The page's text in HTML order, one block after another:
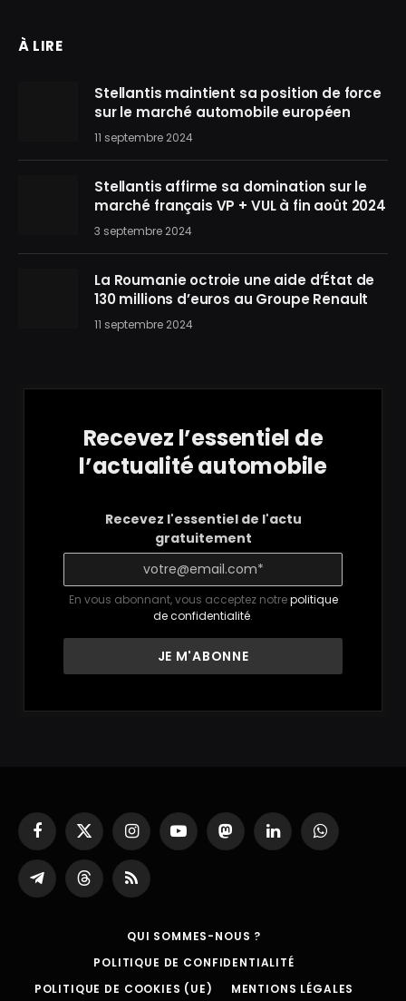
À LIRE
Stellantis maintient sa position de force
sur le marché automobile européen
11 septembre 2024
Stellantis affirme sa domination sur le
marché français VP + VUL à fin août 2024
3 septembre 2024
La Roumanie octroie une aide d’État de
130 millions d’euros au Groupe Renault
11 septembre 2024
Recevez l’essentiel de
l’actualité automobile
Recevez l'essentiel de l'actu
gratuitement
En vous abonnant, vous acceptez notrepolitique
de confidentialité.
Facebook
X
(Twitter)
InstagramYouTubeMastodonLinkedInWhatsApp
Partager
sur
ThreadsRSS
QUI SOMMES-NOUS ?
POLITIQUE DE CONFIDENTIALITÉ
POLITIQUE DE COOKIES (UE)
MENTIONS LÉGALES